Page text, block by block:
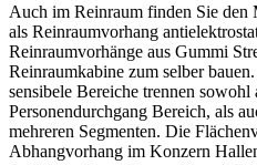
Auch im Reinraum finden Sie den
als Reinraumvorhang
Reinraumvorhänge aus Gummi
Reinraumkabine zum selber
sensibele Bereiche trennen
Personendurchgang Bereich, als
mehreren Segmenten. Die
Abhangvorhang im Konzern